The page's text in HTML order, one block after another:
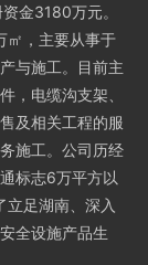
金3180万元。
㎡，主要从事于
与施工。目前主
，电缆沟支架、
及相关工程的服
施工。公司历经
标志6万平方以
立足湖南、深入
全设施产品生